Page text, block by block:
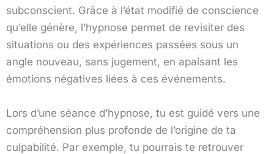
subconscient. Grâce à l’état modifié de conscience
qu’elle génère, l’hypnose permet de revisiter des
situations ou des expériences passées sous un
angle nouveau, sans jugement, en apaisant les
émotions négatives liées à ces événements.
Lors d’une séance d’hypnose, tu est guidé vers une
compréhension plus profonde de l’origine de ta
culpabilité. Par exemple, tu pourrais te retrouver